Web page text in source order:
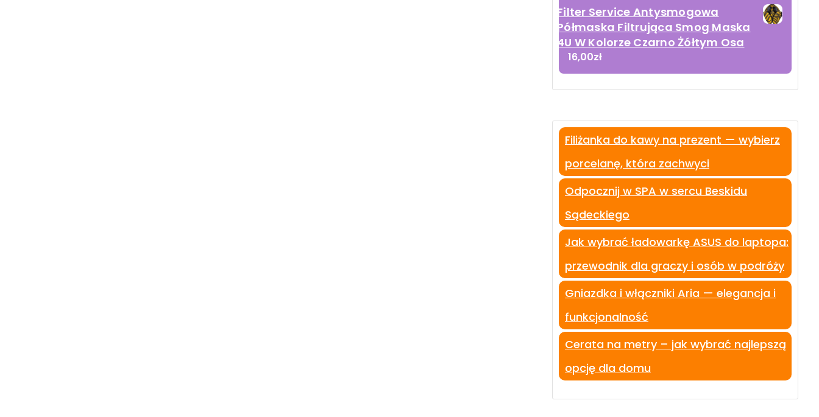
Filter Service Antysmogowa
Półmaska Filtrująca Smog Maska
4U W Kolorze Czarno Żółtym Osa
16,00zł
Filiżanka do kawy na prezent — wybierz
porcelanę, która zachwyci
Odpocznij w SPA w sercu Beskidu
Sądeckiego
Jak wybrać ładowarkę ASUS do laptopa:
przewodnik dla graczy i osób w podróży
Gniazdka i włączniki Aria — elegancja i
funkcjonalność
Cerata na metry – jak wybrać najlepszą
opcję dla domu